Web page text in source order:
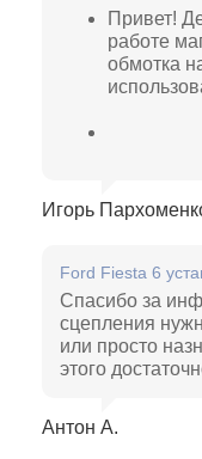
Привет!
работе
обмотка
Игорь
Ford Fiesta 6
Спасибо за
сцепления
или просто
этого
Антон А.